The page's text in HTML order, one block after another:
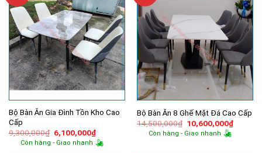
Bộ Bàn Ăn Gia Đình Tồn Kho Cao
Cấp
9,300,000₫ Giá
gốc
là:
6,100,000₫Giá
hiện
tại
Còn hàng - Giao nhanh
Bộ Bàn Ăn 8 Ghế Mặt Đá Cao Cấp
14,500,000₫ Giá
gốc
là:
10,600,000₫Giá
hiện
Còn hàng - Giao nhanh